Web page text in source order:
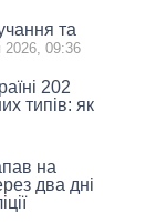
та
2026, 09:36
202
типів: як
на
два дні